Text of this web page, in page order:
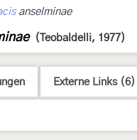
anselminae
(Teobaldelli, 1977)
Externe Links (6)